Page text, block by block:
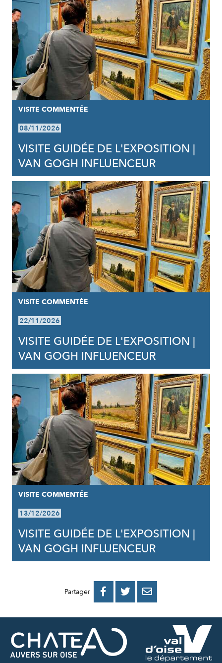
VISITE COMMENTÉE
08/11/2026
VISITE GUIDÉE DE L'EXPOSITION |
VAN GOGH INFLUENCEUR
VISITE COMMENTÉE
22/11/2026
VISITE GUIDÉE DE L'EXPOSITION |
VAN GOGH INFLUENCEUR
VISITE COMMENTÉE
13/12/2026
VISITE GUIDÉE DE L'EXPOSITION |
VAN GOGH INFLUENCEUR
Partager 
PARTAGER
FACEBOOK
PARTAGER
PARTAGER
MAIL